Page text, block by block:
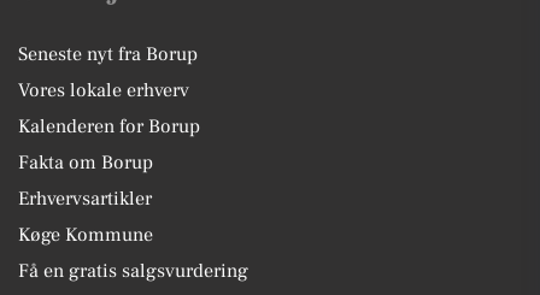
Seneste nyt fra Borup
Vores lokale erhverv
Kalenderen for Borup
Fakta om Borup
Erhvervsartikler
Køge Kommune
Få en gratis salgsvurdering